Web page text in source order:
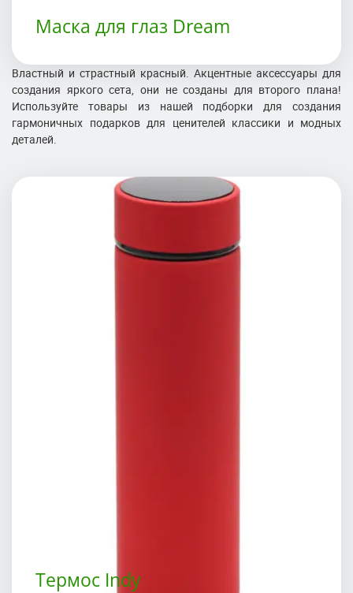
Маска для глаз Dream
Властный и страстный красный. Акцентные аксессуары для
создания яркого сета, они не созданы для второго плана!
Используйте товары из нашей подборки для создания
гармоничных подарков для ценителей классики и модных
деталей.
Термос Indy